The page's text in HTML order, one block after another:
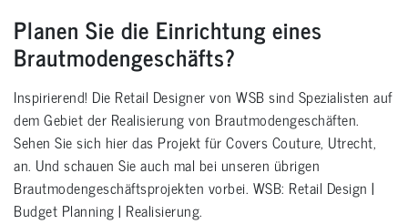
Planen Sie die Einrichtung eines
Brautmodengeschäfts?
Inspirierend! Die Retail Designer von WSB sind Spezialisten auf
dem Gebiet der Realisierung von Brautmodengeschäften.
Sehen Sie sich hier das Projekt für Covers Couture, Utrecht,
an. Und schauen Sie auch mal bei unseren übrigen
Brautmodengeschäftsprojekten vorbei. WSB: Retail Design |
Budget Planning | Realisierung.